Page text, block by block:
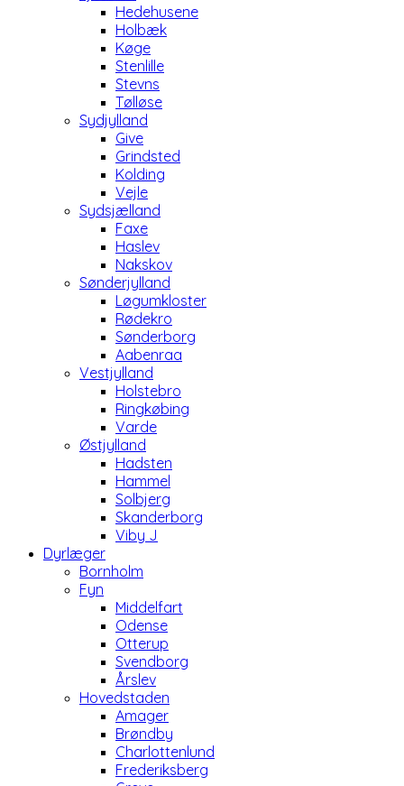
Hedehusene
Holbæk
Køge
Stenlille
Stevns
Tølløse
Sydjylland
Give
Grindsted
Kolding
Vejle
Sydsjælland
Faxe
Haslev
Nakskov
Sønderjylland
Løgumkloster
Rødekro
Sønderborg
Aabenraa
Vestjylland
Holstebro
Ringkøbing
Varde
Østjylland
Hadsten
Hammel
Solbjerg
Skanderborg
Viby J
Dyrlæger
Bornholm
Fyn
Middelfart
Odense
Otterup
Svendborg
Årslev
Hovedstaden
Amager
Brøndby
Charlottenlund
Frederiksberg